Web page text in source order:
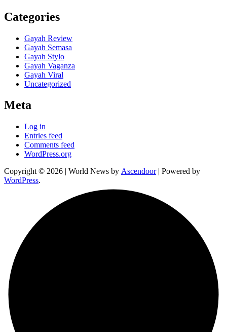
Categories
Gayah Review
Gayah Semasa
Gayah Stylo
Gayah Vaganza
Gayah Viral
Uncategorized
Meta
Log in
Entries feed
Comments feed
WordPress.org
Copyright © 2026 | World News by Ascendoor| Powered by
WordPress.